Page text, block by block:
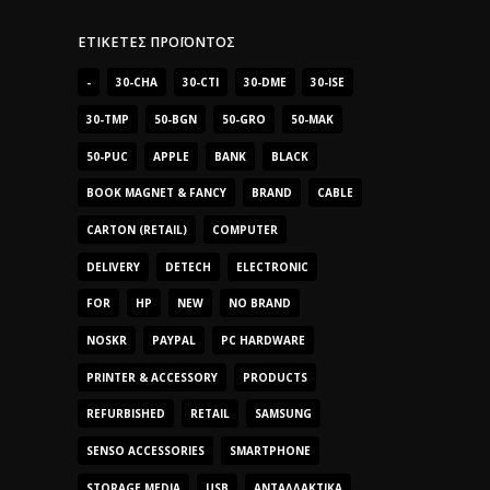
ΕΤΙΚΈΤΕΣ ΠΡΟΪΌΝΤΟΣ
- 30-CHA 30-CTI 30-DME 30-ISE
30-TMP 50-BGN 50-GRO 50-MAK
50-PUC APPLE BANK BLACK
BOOK MAGNET & FANCY BRAND CABLE
CARTON (RETAIL) COMPUTER
DELIVERY DETECH ELECTRONIC
FOR HP NEW NO BRAND
NOSKR PAYPAL PC HARDWARE
PRINTER & ACCESSORY PRODUCTS
REFURBISHED RETAIL SAMSUNG
SENSO ACCESSORIES SMARTPHONE